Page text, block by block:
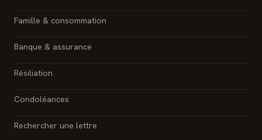
Famille & consommation
Banque & assurance
Résiliation
Condoléances
Rechercher une lettre